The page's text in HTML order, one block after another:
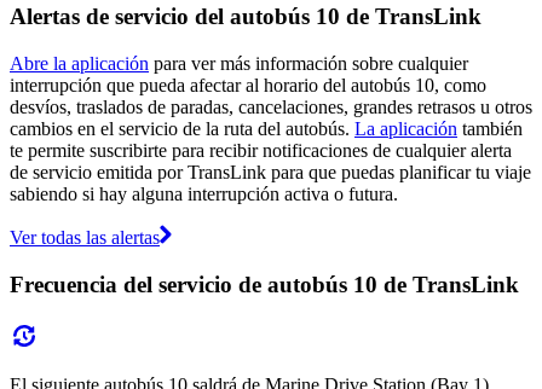
Alertas de servicio del autobús 10 de TransLink
Abre la aplicación para ver más información sobre cualquier
interrupción que pueda afectar al horario del autobús 10, como
desvíos, traslados de paradas, cancelaciones, grandes retrasos u otros
cambios en el servicio de la ruta del autobús. La aplicación también
te permite suscribirte para recibir notificaciones de cualquier alerta
de servicio emitida por TransLink para que puedas planificar tu viaje
sabiendo si hay alguna interrupción activa o futura.
Ver todas las alertas
Frecuencia del servicio de autobús 10 de TransLink
El siguiente autobús 10 saldrá de Marine Drive Station (Bay 1)